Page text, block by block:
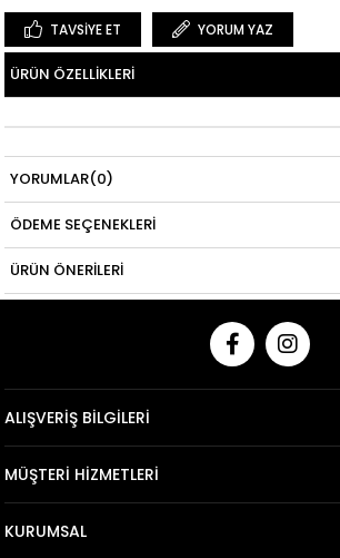
TAVSIYE ET YORUM YAZ
ÜRÜN ÖZELLIKLERI
YORUMLAR(0)
ÖDEME SEÇENEKLERI
ÜRÜN ÖNERILERI
ALIŞVERİŞ BİLGİLERİ
MÜŞTERİ HİZMETLERİ
KURUMSAL